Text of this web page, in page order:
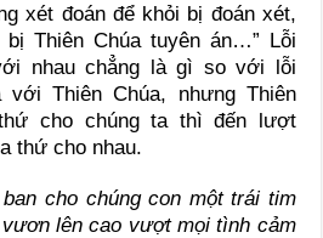
xét đoán để khỏi bị đoán xét,
Thiên Chúa tuyên án…” Lỗi
nhau chẳng là gì so với lỗi
với Thiên Chúa, nhưng Thiên
cho chúng ta thì đến lượt
thứ cho nhau.
cho chúng con một trái tim
lên cao vượt mọi tình cảm